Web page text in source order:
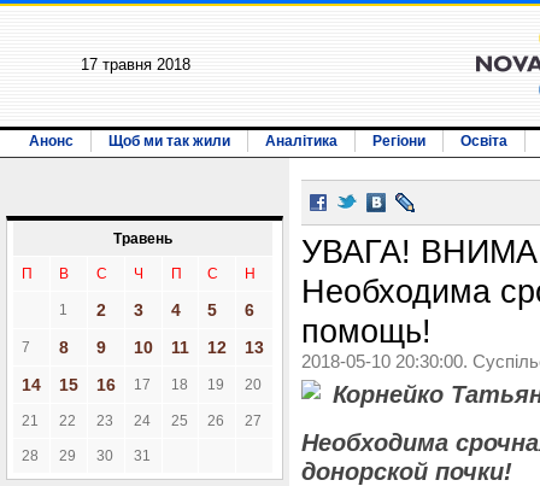
17 травня 2018
Анонс Щоб ми так жили Аналітика Регіони Освіта
Травень
П В С Ч П С Н
1 2 3 4 5 6
7 8 9 10 11 12
13
14
15 16 17 18 19 20
21 22 23 24 25 26 27
28 29 30 31
УВАГА!
Необходима
помощь!
2018-05-10 20:30:00.
Корнейко
Необходима
донорской почки!